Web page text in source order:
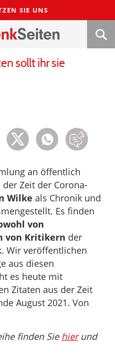
SIE UNS
sollt ihr sie
an öffentlich
Zeit der Corona-
Wilke als Chronik und
Es finden
von
von Kritikern der
Wir veröffentlichen
aus diesen
es heute mit
Zitaten aus der Zeit
August 2021. Von
finden Sie hierund